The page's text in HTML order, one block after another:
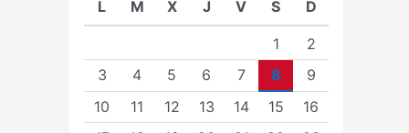
L M X J V S D
1
2
3
4 5 6 7 8
9
10
11 12 13 14 15
16